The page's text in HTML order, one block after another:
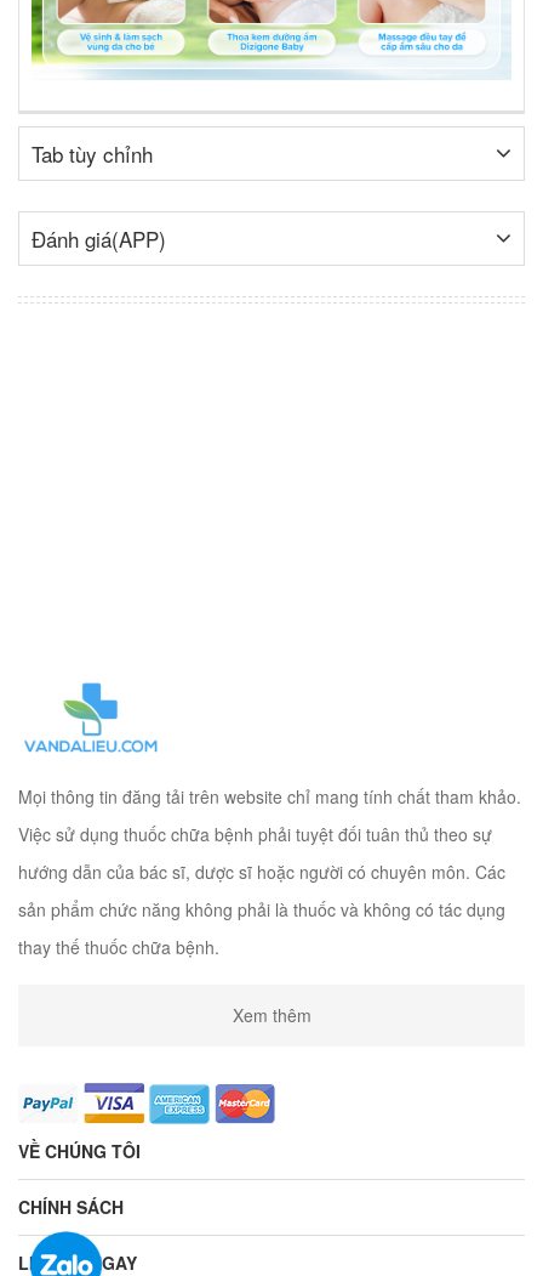
Tab tùy chỉnh
Đánh giá(APP)
Mọi thông tin đăng tải trên website chỉ mang tính chất tham khảo.
Việc sử dụng thuốc chữa bệnh phải tuyệt đối tuân thủ theo sự
hướng dẫn của bác sĩ, dược sĩ hoặc người có chuyên môn. Các
sản phẩm chức năng không phải là thuốc và không có tác dụng
thay thế thuốc chữa bệnh.
Xem thêm
VỀ CHÚNG TÔI
CHÍNH SÁCH
LIÊN HỆ NGAY